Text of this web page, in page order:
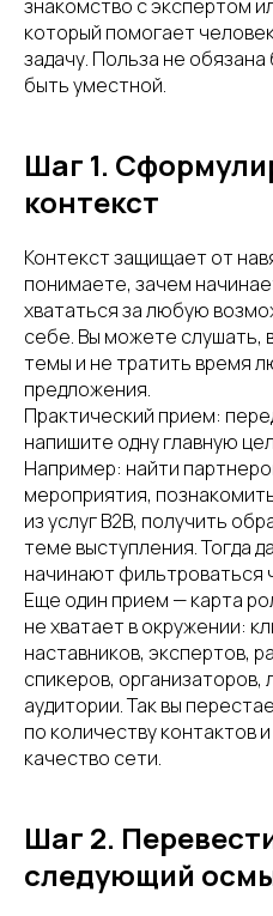
знакомство с экспертом
который помогает
задачу. Польза не
быть уместной.
Шаг 1.
контекст
Контекст защищает от
понимаете, зачем
хвататься за любую
себе. Вы можете слушать,
темы и не тратить время
предложения.
Практический прием:
напишите одну главную
Например: найти
мероприятия,
из услуг B2B, получить
теме выступления. Тогда
начинают фильтроваться
Еще один прием — карта
не хватает в окружении:
наставников, экспертов,
спикеров, организаторов,
аудитории. Так вы
по количеству контактов
качество сети.
Шаг 2.
следующий